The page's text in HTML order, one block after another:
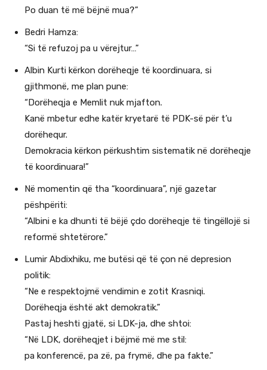
Po duan të më bëjnë mua?”
Bedri Hamza:
“Si të refuzoj pa u vërejtur…”
Albin Kurti kërkon dorëheqje të koordinuara, si
gjithmonë, me plan pune:
“Dorëheqja e Memlit nuk mjafton.
Kanë mbetur edhe katër kryetarë të PDK-së për t’u
dorëhequr.
Demokracia kërkon përkushtim sistematik në dorëheqje
të koordinuara!”
Në momentin që tha “koordinuara”, një gazetar
pëshpëriti:
“Albini e ka dhunti të bëjë çdo dorëheqje të tingëllojë si
reformë shtetërore.”
Lumir Abdixhiku, me butësi që të çon në depresion
politik:
“Ne e respektojmë vendimin e zotit Krasniqi.
Dorëheqja është akt demokratik.”
Pastaj heshti gjatë, si LDK-ja, dhe shtoi:
“Në LDK, dorëheqjet i bëjmë më me stil:
pa konferencë, pa zë, pa frymë, dhe pa fakte.”